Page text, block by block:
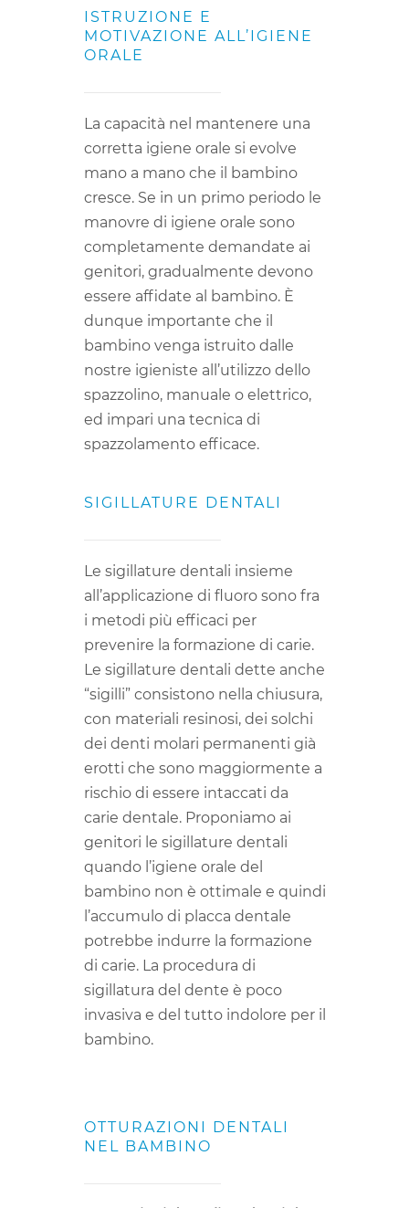
ISTRUZIONE E
MOTIVAZIONE ALL’IGIENE
ORALE
La capacità nel mantenere una
corretta igiene orale si evolve
mano a mano che il bambino
cresce. Se in un primo periodo le
manovre di igiene orale sono
completamente demandate ai
genitori, gradualmente devono
essere affidate al bambino. È
dunque importante che il
bambino venga istruito dalle
nostre igieniste all’utilizzo dello
spazzolino, manuale o elettrico,
ed impari una tecnica di
spazzolamento efficace.
SIGILLATURE DENTALI
Le sigillature dentali insieme
all’applicazione di fluoro sono fra
i metodi più efficaci per
prevenire la formazione di carie.
Le sigillature dentali dette anche
“sigilli” consistono nella chiusura,
con materiali resinosi, dei solchi
dei denti molari permanenti già
erotti che sono maggiormente a
rischio di essere intaccati da
carie dentale. Proponiamo ai
genitori le sigillature dentali
quando l’igiene orale del
bambino non è ottimale e quindi
l’accumulo di placca dentale
potrebbe indurre la formazione
di carie. La procedura di
sigillatura del dente è poco
invasiva e del tutto indolore per il
bambino.
OTTURAZIONI DENTALI
NEL BAMBINO